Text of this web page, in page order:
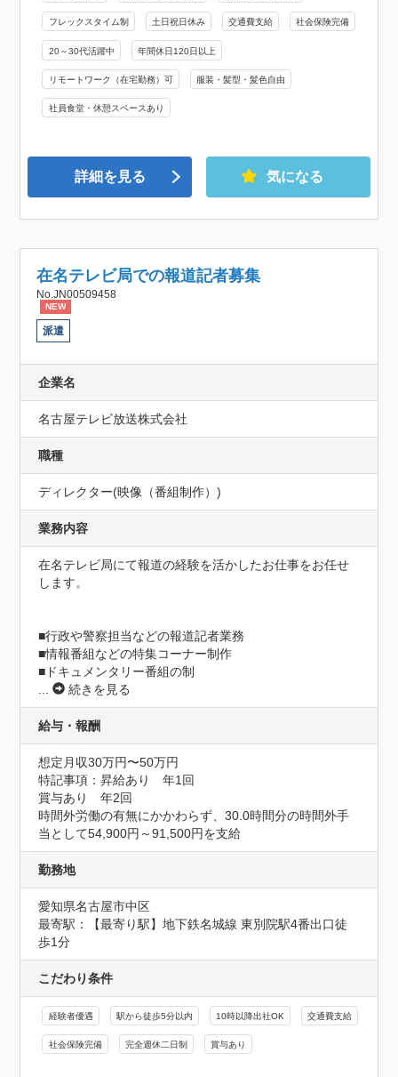
フレックスタイム制 土日祝日休み 交通費支給 社会保険完備
20～30代活躍中 年間休日120日以上
リモートワーク（在宅勤務）可 服装・髪型・髪色自由
社員食堂・休憩スペースあり
詳細を見る 気になる
在名テレビ局での報道記者募集
No.JN00509458
NEW
派遣
企業名
名古屋テレビ放送株式会社
職種
ディレクター(映像（番組制作）)
業務内容
在名テレビ局にて報道の経験を活かしたお仕事をお任せ
します。
■行政や警察担当などの報道記者業務
■情報番組などの特集コーナー制作
■ドキュメンタリー番組の制
...
続きを見る
給与・報酬
想定月収30万円〜50万円
特記事項：昇給あり　年1回
賞与あり　年2回
時間外労働の有無にかかわらず、30.0時間分の時間外手
当として54,900円～91,500円を支給
勤務地
愛知県名古屋市中区
最寄駅：【最寄り駅】地下鉄名城線 東別院駅4番出口徒
歩1分
こだわり条件
経験者優遇 駅から徒歩5分以内 10時以降出社OK 交通費支給
社会保険完備 完全週休二日制 賞与あり